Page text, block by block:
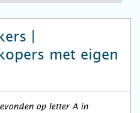
|
met eigen
op letter A in